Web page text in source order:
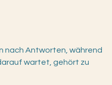
nach Antworten, während
wartet, gehört zu